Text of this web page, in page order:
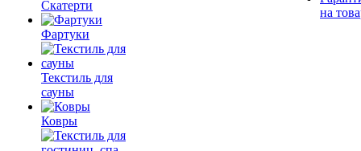
Скатерти
Фартуки
Текстиль для
сауны
Ковры
на